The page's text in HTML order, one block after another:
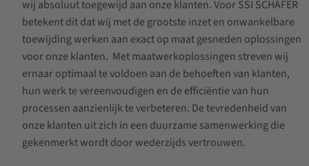
wij absoluut toegewijd aan onze klanten. Voor SSI SCHÄFER
betekent dit dat wij met de grootste inzet en onwankelbare
toewijding werken aan exact op maat gesneden oplossingen
voor onze klanten. Met maatwerkoplossingen streven wij
ernaar optimaal te voldoen aan de behoeften van klanten,
hun werk te vereenvoudigen en de efficiëntie van hun
processen aanzienlijk te verbeteren. De tevredenheid van
onze klanten uit zich in een duurzame samenwerking die
gekenmerkt wordt door wederzijds vertrouwen.